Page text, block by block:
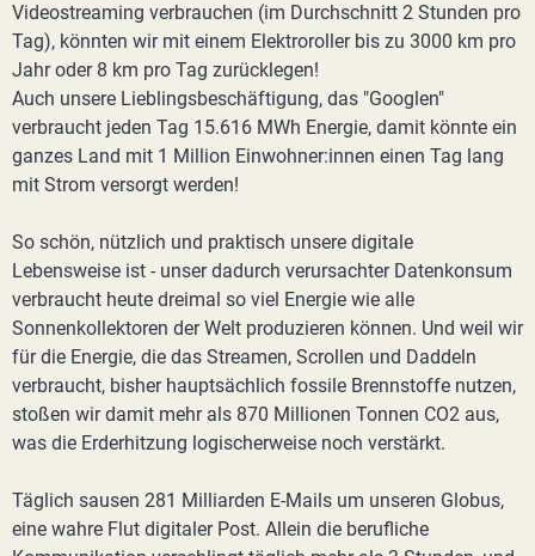
Videostreaming verbrauchen (im Durchschnitt 2 Stunden pro
Tag), könnten wir mit einem Elektroroller bis zu 3000 km pro
Jahr oder 8 km pro Tag zurücklegen!
Auch unsere Lieblingsbeschäftigung, das "Googlen"
verbraucht jeden Tag 15.616 MWh Energie, damit könnte ein
ganzes Land mit 1 Million Einwohner:innen einen Tag lang
mit Strom versorgt werden!
So schön, nützlich und praktisch unsere digitale
Lebensweise ist - unser dadurch verursachter Datenkonsum
verbraucht heute dreimal so viel Energie wie alle
Sonnenkollektoren der Welt produzieren können. Und weil wir
für die Energie, die das Streamen, Scrollen und Daddeln
verbraucht, bisher hauptsächlich fossile Brennstoffe nutzen,
stoßen wir damit mehr als 870 Millionen Tonnen CO2 aus,
was die Erderhitzung logischerweise noch verstärkt.
Täglich sausen 281 Milliarden E-Mails um unseren Globus,
eine wahre Flut digitaler Post. Allein die berufliche